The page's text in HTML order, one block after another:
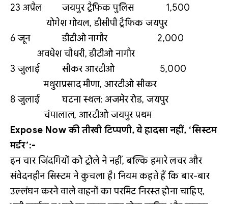
23 अप्रैल जयपुर ट्रैफिक पुलिस 1,500
योगेश गोयल, डीसीपी ट्रैफिक जयपुर
6 जून डीटीओ नागौर 2,000
अवधेश चौधरी, डीटीओ नागौर
3 जुलाई सीकर आरटीओ 5,000
मथुराप्रसाद मीणा, आरटीओ सीकर
8 जुलाई घटना स्थल: अजमेर रोड, जयपुर
चंपालाल, आरटीओ जयपुर प्रथम
Expose Now की तीखी टिप्पणी, ये हादसा नहीं, ‘सिस्टम
मर्डर’:-
इन चार जिंदगियों को ट्रोले ने नहीं, बल्कि हमारे लचर और
संवेदनहीन सिस्टम ने कुचला है। नियम कहते हैं कि बार-बार
उल्लंघन करने वाले वाहनों का परमिट निरस्त होना चाहिए,